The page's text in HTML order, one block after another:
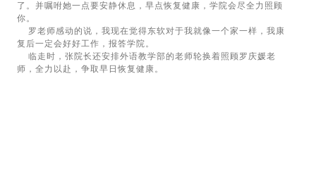
了。并嘱咐她一点要安静休息，早点恢复健康，学院会尽全力照顾
你。
罗老师感动的说，我现在觉得东软对于我就像一个家一样，我康
复后一定会好好工作，报答学院。
临走时，张院长还安排外语教学部的老师轮换着照顾罗庆媛老
师，全力以赴，争取早日恢复健康。